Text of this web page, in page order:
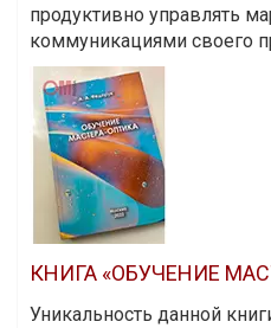
продуктивно управлять
коммуникациями своего
КНИГА «ОБУЧЕНИЕ
Уникальность данной